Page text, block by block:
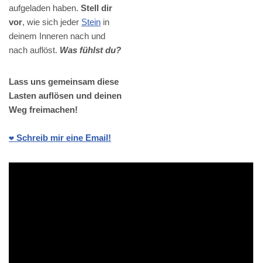
aufgeladen haben. Stell dir
vor, wie sich jeder Stein in
deinem Inneren nach und
nach auflöst. Was fühlst du?
Lass uns gemeinsam diese
Lasten auflösen und deinen
Weg freimachen!
❤️ Schreib mir eine Email!